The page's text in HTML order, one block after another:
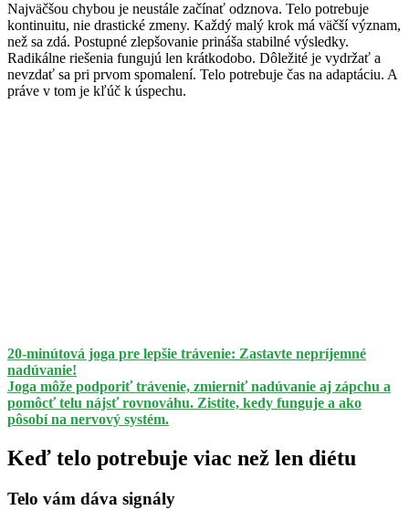
Najväčšou chybou je neustále začínať odznova. Telo potrebuje
kontinuitu, nie drastické zmeny. Každý malý krok má väčší význam,
než sa zdá. Postupné zlepšovanie prináša stabilné výsledky.
Radikálne riešenia fungujú len krátkodobo. Dôležité je vydržať a
nevzdať sa pri prvom spomalení. Telo potrebuje čas na adaptáciu. A
práve v tom je kľúč k úspechu.
20-minútová joga pre lepšie trávenie: Zastavte nepríjemné
nadúvanie!
Joga môže podporiť trávenie, zmierniť nadúvanie aj zápchu a
pomôcť telu nájsť rovnováhu. Zistite, kedy funguje a ako
pôsobí na nervový systém.
Keď telo potrebuje viac než len diétu
Telo vám dáva signály